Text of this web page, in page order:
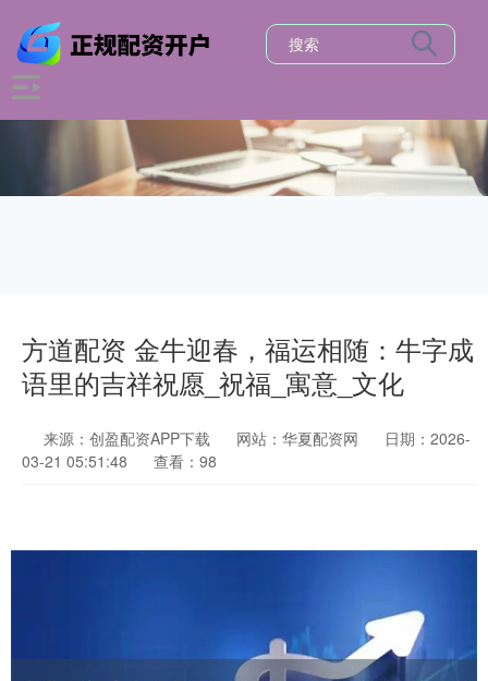
方道配资 金牛迎春，福运相随：牛字成
语里的吉祥祝愿_祝福_寓意_文化
来源：创盈配资APP下载 网站：华夏配资网
日期：2026-
03-21 05:51:48
查看：98